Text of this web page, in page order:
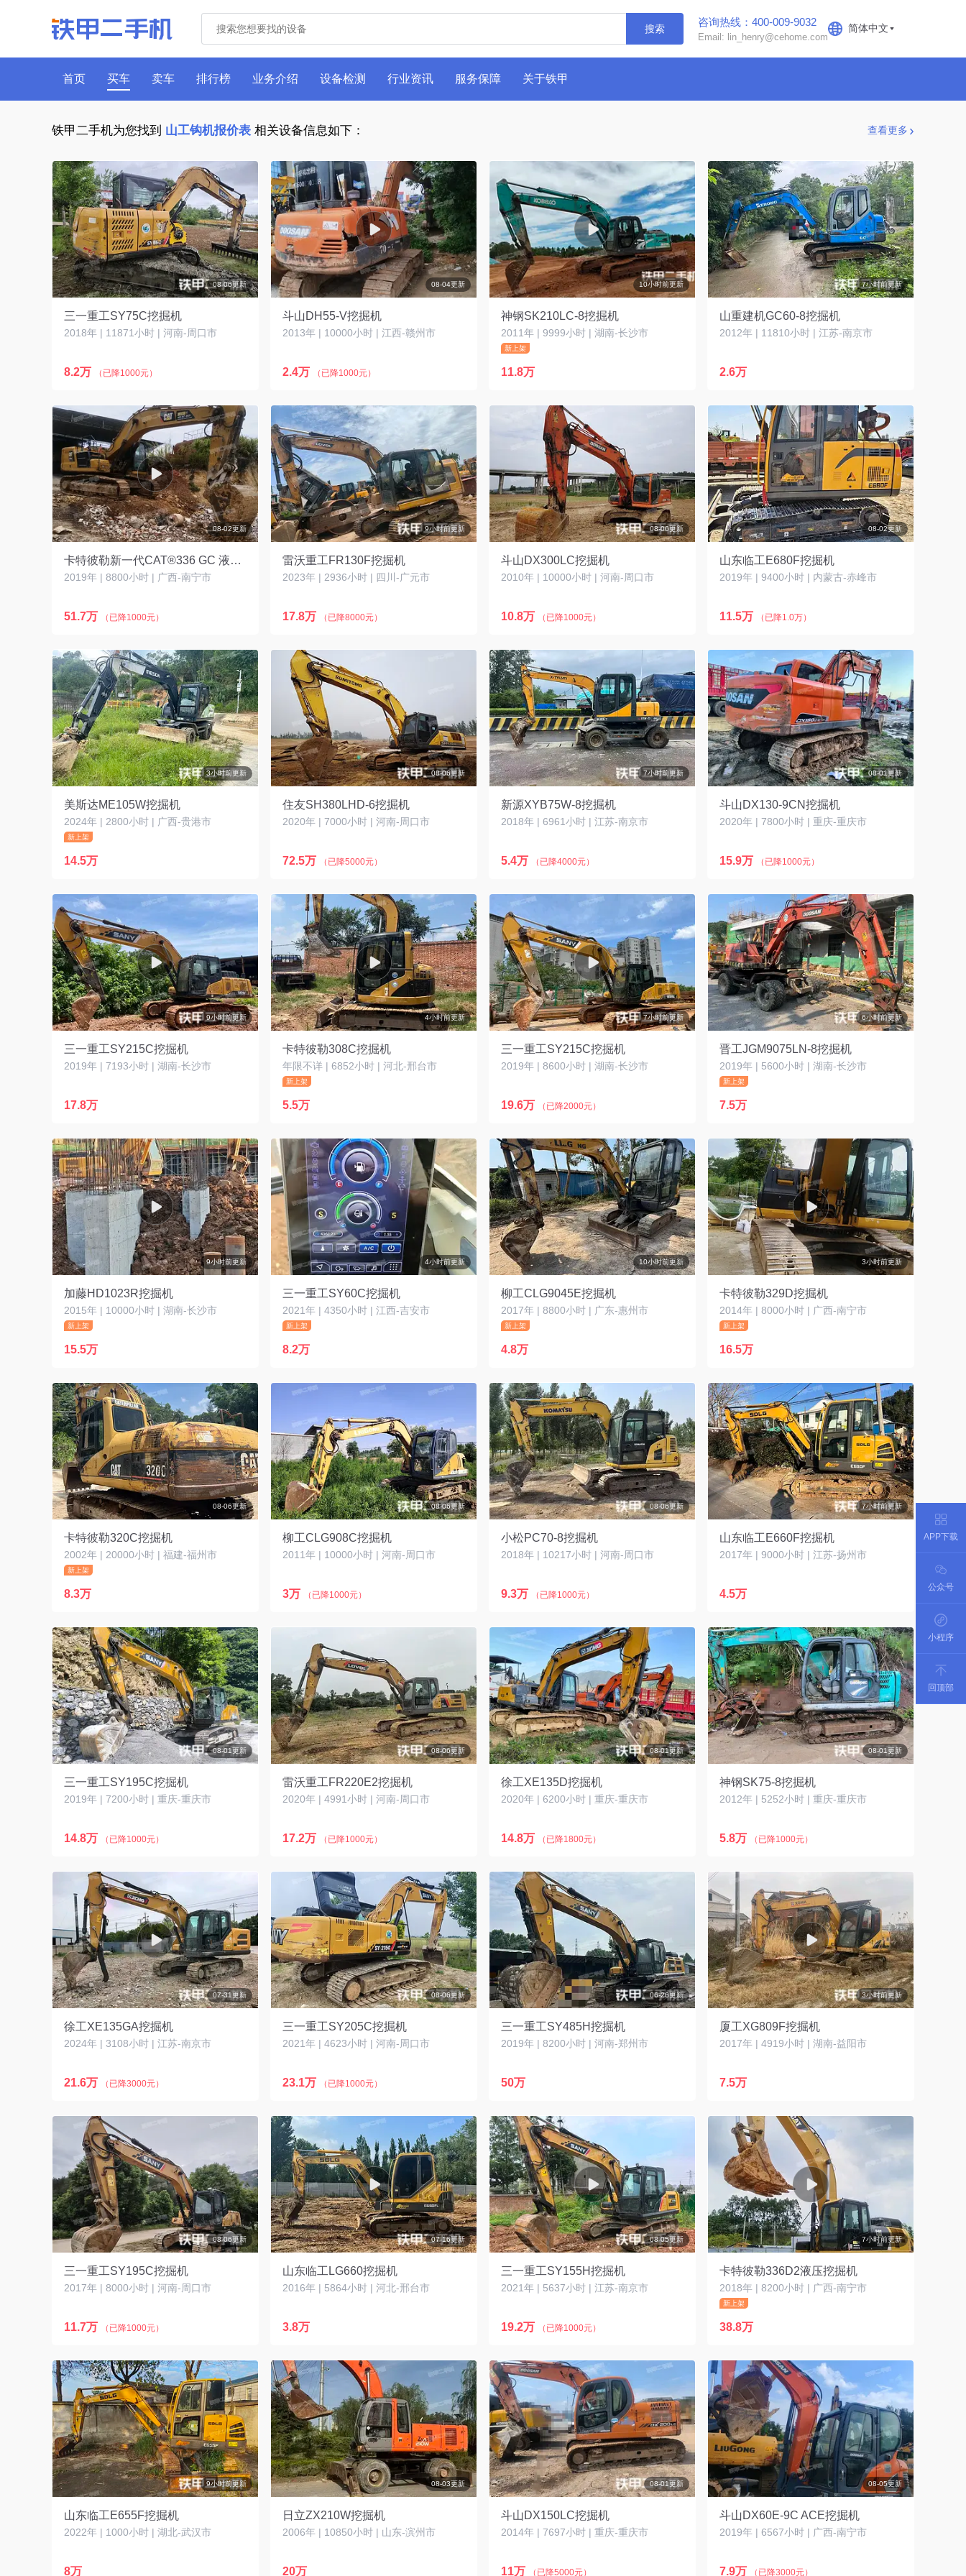
搜索
咨询热线：400-009-9032
Email: lin_henry@cehome.com
简体中文
首页 买车 卖车 排行榜 业务介绍 设备检测 行业资讯 服务保障 关于铁甲
铁甲二手机为您找到 山工钩机报价表 相关设备信息如下： 查看更多
08-06更新
三一重工SY75C挖掘机
2018年 | 11871小时 | 河南-周口市
8.2万 （已降1000元）
08-04更新
斗山DH55-V挖掘机
2013年 | 10000小时 | 江西-赣州市
2.4万 （已降1000元）
10小时前更新
神钢SK210LC-8挖掘机
2011年 | 9999小时 | 湖南-长沙市
新上架
11.8万
7小时前更新
山重建机GC60-8挖掘机
2012年 | 11810小时 | 江苏-南京市
2.6万
08-02更新
卡特彼勒新一代CAT®336 GC 液压挖掘机
2019年 | 8800小时 | 广西-南宁市
51.7万 （已降1000元）
9小时前更新
雷沃重工FR130F挖掘机
2023年 | 2936小时 | 四川-广元市
17.8万 （已降8000元）
08-06更新
斗山DX300LC挖掘机
2010年 | 10000小时 | 河南-周口市
10.8万 （已降1000元）
08-02更新
山东临工E680F挖掘机
2019年 | 9400小时 | 内蒙古-赤峰市
11.5万 （已降1.0万）
3小时前更新
美斯达ME105W挖掘机
2024年 | 2800小时 | 广西-贵港市
新上架
14.5万
08-06更新
住友SH380LHD-6挖掘机
2020年 | 7000小时 | 河南-周口市
72.5万 （已降5000元）
7小时前更新
新源XYB75W-8挖掘机
2018年 | 6961小时 | 江苏-南京市
5.4万 （已降4000元）
08-01更新
斗山DX130-9CN挖掘机
2020年 | 7800小时 | 重庆-重庆市
15.9万 （已降1000元）
9小时前更新
三一重工SY215C挖掘机
2019年 | 7193小时 | 湖南-长沙市
17.8万
4小时前更新
卡特彼勒308C挖掘机
年限不详 | 6852小时 | 河北-邢台市
新上架
5.5万
7小时前更新
三一重工SY215C挖掘机
2019年 | 8600小时 | 湖南-长沙市
19.6万 （已降2000元）
6小时前更新
晋工JGM9075LN-8挖掘机
2019年 | 5600小时 | 湖南-长沙市
新上架
7.5万
9小时前更新
加藤HD1023R挖掘机
2015年 | 10000小时 | 湖南-长沙市
新上架
15.5万
4小时前更新
三一重工SY60C挖掘机
2021年 | 4350小时 | 江西-吉安市
新上架
8.2万
10小时前更新
柳工CLG9045E挖掘机
2017年 | 8800小时 | 广东-惠州市
新上架
4.8万
3小时前更新
卡特彼勒329D挖掘机
2014年 | 8000小时 | 广西-南宁市
新上架
16.5万
08-06更新
卡特彼勒320C挖掘机
2002年 | 20000小时 | 福建-福州市
新上架
8.3万
08-06更新
柳工CLG908C挖掘机
2011年 | 10000小时 | 河南-周口市
3万 （已降1000元）
08-06更新
小松PC70-8挖掘机
2018年 | 10217小时 | 河南-周口市
9.3万 （已降1000元）
7小时前更新
山东临工E660F挖掘机
2017年 | 9000小时 | 江苏-扬州市
4.5万
08-01更新
三一重工SY195C挖掘机
2019年 | 7200小时 | 重庆-重庆市
14.8万 （已降1000元）
08-06更新
雷沃重工FR220E2挖掘机
2020年 | 4991小时 | 河南-周口市
17.2万 （已降1000元）
08-01更新
徐工XE135D挖掘机
2020年 | 6200小时 | 重庆-重庆市
14.8万 （已降1800元）
08-01更新
神钢SK75-8挖掘机
2012年 | 5252小时 | 重庆-重庆市
5.8万 （已降1000元）
07-31更新
徐工XE135GA挖掘机
2024年 | 3108小时 | 江苏-南京市
21.6万 （已降3000元）
08-06更新
三一重工SY205C挖掘机
2021年 | 4623小时 | 河南-周口市
23.1万 （已降1000元）
06-26更新
三一重工SY485H挖掘机
2019年 | 8200小时 | 河南-郑州市
50万
3小时前更新
厦工XG809F挖掘机
2017年 | 4919小时 | 湖南-益阳市
7.5万
08-06更新
三一重工SY195C挖掘机
2017年 | 8000小时 | 河南-周口市
11.7万 （已降1000元）
07-16更新
山东临工LG660挖掘机
2016年 | 5864小时 | 河北-邢台市
3.8万
08-05更新
三一重工SY155H挖掘机
2021年 | 5637小时 | 江苏-南京市
19.2万 （已降1000元）
7小时前更新
卡特彼勒336D2液压挖掘机
2018年 | 8200小时 | 广西-南宁市
新上架
38.8万
9小时前更新
山东临工E655F挖掘机
2022年 | 1000小时 | 湖北-武汉市
8万
08-03更新
日立ZX210W挖掘机
2006年 | 10850小时 | 山东-滨州市
20万
08-01更新
斗山DX150LC挖掘机
2014年 | 7697小时 | 重庆-重庆市
11万 （已降5000元）
08-05更新
斗山DX60E-9C ACE挖掘机
2019年 | 6567小时 | 广西-南宁市
7.9万 （已降3000元）
APP下载
公众号
小程序
回顶部